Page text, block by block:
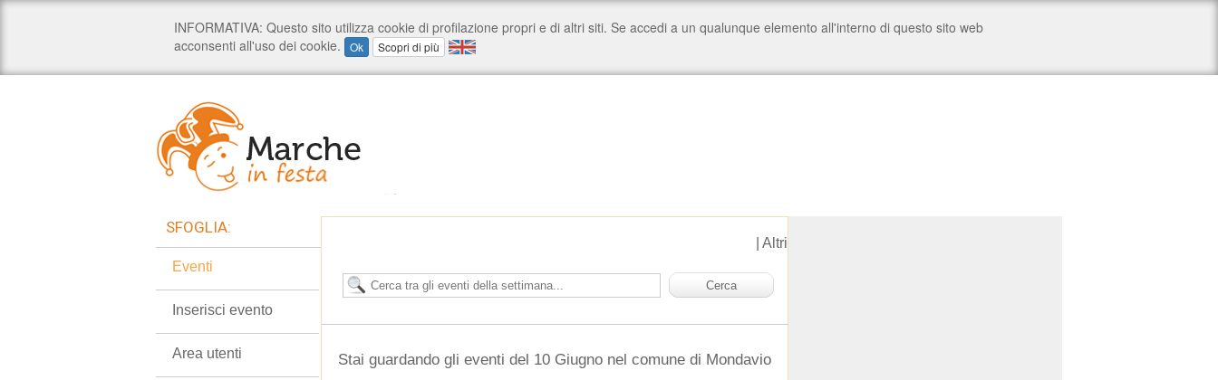
Altri
Stai guardando gli eventi del 10 Giugno nel comune di Mondavio
SFOGLIA:
Eventi
Inserisci evento
Area utenti